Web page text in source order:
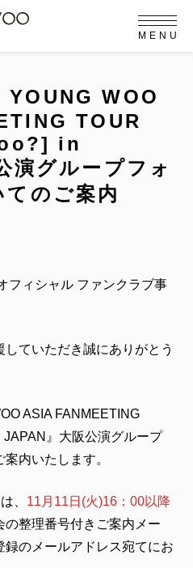
GALLERY
M E N U
YOUNG WOO
TOUR
in
演グループフォ
てのご案内
ィシャル ファンクラブ事
ていただき誠にありがとう
ASIA FANMEETING
』大阪公演グループ
内いたします。
、 11月11日(火)16：00以降
整理番号付きご案内メー
録のメールアドレス宛てにお